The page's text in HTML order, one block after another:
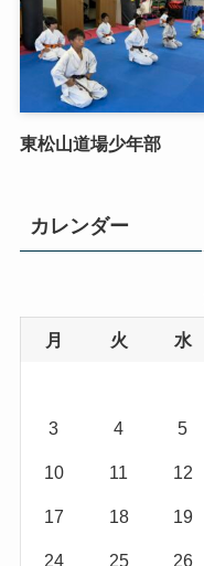
東松山道場少年部
カレンダー
月 火 水
3 4 5
10 11 12
17 18 19
24 25 26